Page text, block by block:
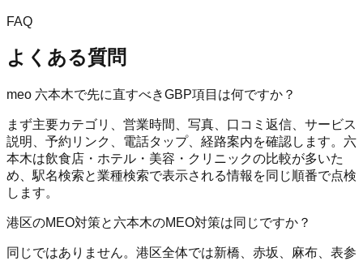
FAQ
よくある質問
meo 六本木で先に直すべきGBP項目は何ですか？
まず主要カテゴリ、営業時間、写真、口コミ返信、サービス
説明、予約リンク、電話タップ、経路案内を確認します。六
本木は飲食店・ホテル・美容・クリニックの比較が多いた
め、駅名検索と業種検索で表示される情報を同じ順番で点検
します。
港区のMEO対策と六本木のMEO対策は同じですか？
同じではありません。港区全体では新橋、赤坂、麻布、表参